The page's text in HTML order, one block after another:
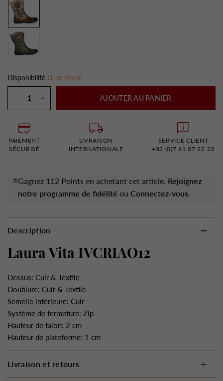
Disponibilité :1 en stock
AJOUTER AU PANIER
PAIEMENT
SÉCURISÉ
LIVRAISON
INTERNATIONALE
SERVICE CLIENT
+33 (0)7 61 07 22 23
Gagnez 112 Points en achetant cet article. Rejoignez
notre programme de fidélité ou Connectez-vous.
Description
Laura Vita IVCRIAO12
Dessus: Cuir & Textile
Doublure: Cuir & Textile
Semelle intérieure: Cuir
Système de fermeture: Zip
Hauteur de talon: 2 cm
Hauteur de plateforme: 1 cm
Livraison et retours